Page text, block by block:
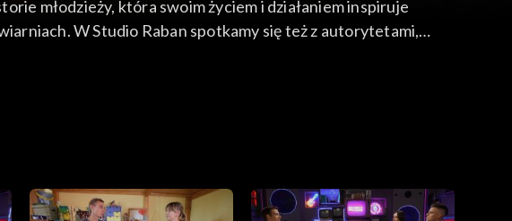
młodzieży, która swoim życiem i działaniem inspiruje
W Studio Raban spotkamy się też z autorytetami,
Polski, jak i z zagranicy.